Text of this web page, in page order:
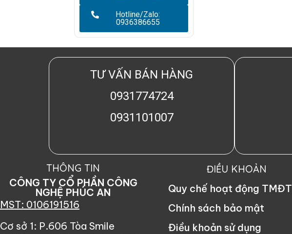
Hotline/Zalo:
0936386655
TƯ VẤN BÁN HÀNG
0931774724
0931101007
THÔNG TIN
CÔNG TY CỔ PHẦN CÔNG
NGHỆ PHÚC AN
MST: 0106191516
Cơ sở 1: P.606 Tòa Smile
ĐIỀU KHOẢN
Quy chế hoạt động TMĐT
Chính sách bảo mật
Điều khoản sử dụng